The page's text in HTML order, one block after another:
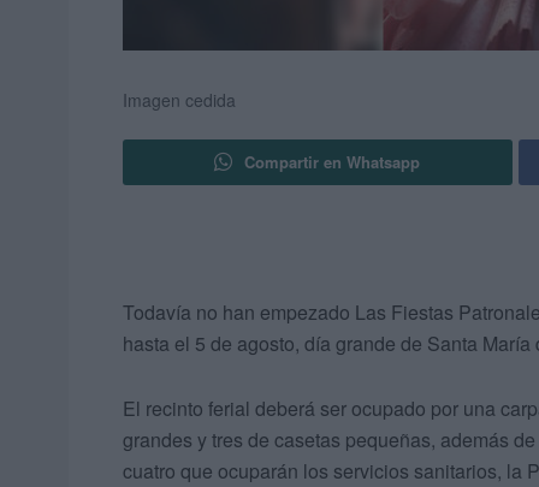
Imagen cedida
Compartir en Whatsapp
Todavía no han empezado Las Fiestas
hasta el 5 de agosto, día grande de Santa
El recinto ferial deberá ser ocupado por una
grandes y tres de casetas pequeñas, además
cuatro que ocuparán los servicios sanitarios, la